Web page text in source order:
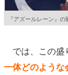
『アズールレーン』
では、この盛
一体どのような